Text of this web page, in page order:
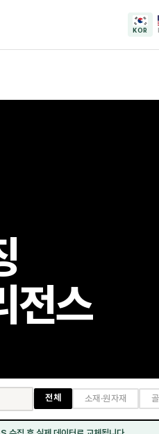
KOR
전스
전체 소재·원자재